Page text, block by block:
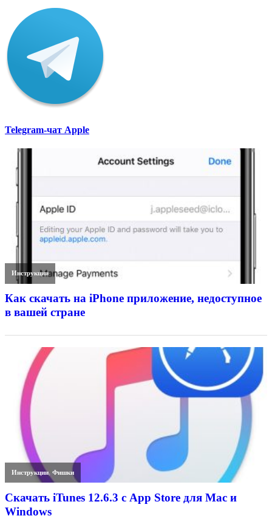
Telegram-чат Apple
Инструкции
Как скачать на iPhone приложение, недоступное
в вашей стране
Инструкции,Фишки
Скачать iTunes 12.6.3 с App Store для Mac и
Windows